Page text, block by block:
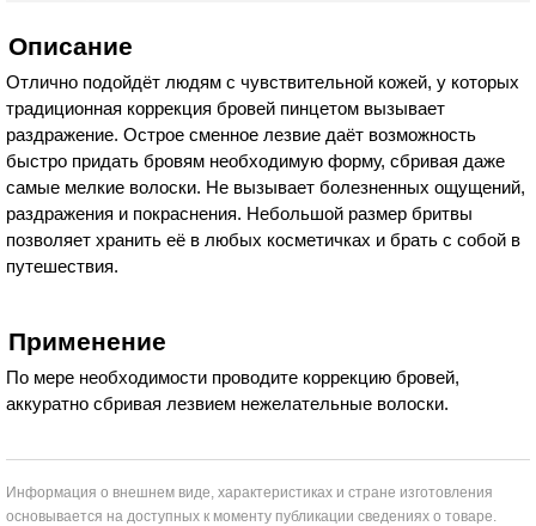
Описание
Отлично подойдёт людям с чувствительной кожей, у которых
традиционная коррекция бровей пинцетом вызывает
раздражение. Острое сменное лезвие даёт возможность
быстро придать бровям необходимую форму, сбривая даже
самые мелкие волоски. Не вызывает болезненных ощущений,
раздражения и покраснения. Небольшой размер бритвы
позволяет хранить её в любых косметичках и брать с собой в
путешествия.
Применение
По мере необходимости проводите коррекцию бровей,
аккуратно сбривая лезвием нежелательные волоски.
Информация о внешнем виде, характеристиках и стране изготовления
основывается на доступных к моменту публикации сведениях о товаре.